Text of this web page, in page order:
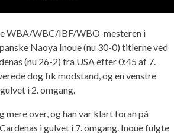
WBA/WBC/IBF/WBO-mesteren i
Naoya Inoue (nu 30-0) titlerne ved
(nu 26-2) fra USA efter 0:45 af 7.
dog fik modstand, og en venstre
i 2. omgang.
mere over, og han var klart foran på
i gulvet i 7. omgang. Inoue fulgte